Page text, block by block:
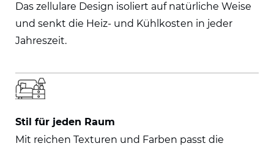
Das zellulare Design isoliert auf natürliche Weise
und senkt die Heiz- und Kühlkosten in jeder
Jahreszeit.
Stil für jeden Raum
Mit reichen Texturen und Farben passt die